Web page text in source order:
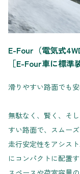
E-Four（電気式
［E-Four車に標準
滑りやすい路面でも安
無駄なく、賢く、そ
すい路面で、スムー
走行安定性をアシス
にコンパクトに配置